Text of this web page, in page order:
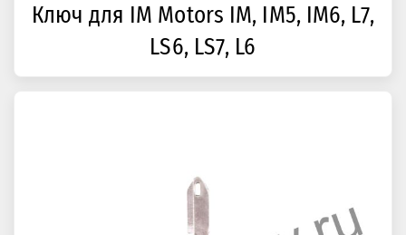
Ключ для IM Motors IM, IM5, IM6, L7,
LS6, LS7, L6